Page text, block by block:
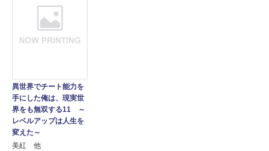
異世界でチート能力を
手にした俺は、現実世
界をも無双する11 ～
レベルアップは人生を
変えた～
美紅 他